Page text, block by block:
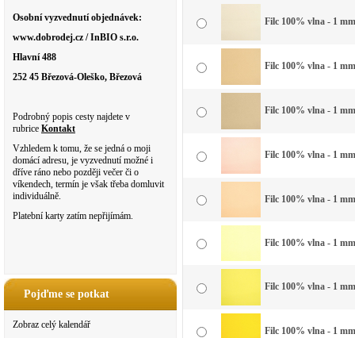
Osobní vyzvednutí objednávek:
www.dobrodej.cz / InBIO s.r.o.
Hlavní 488
252 45 Březová-Oleško, Březová
Podrobný popis cesty najdete v
rubrice Kontakt
Vzhledem k tomu, že se jedná o moji
domácí adresu, je vyzvednutí možné i
dříve ráno nebo později večer či o
víkendech, termín je však třeba domluvit
individuálně.
Platební karty zatím nepřijímám.
Pojďme se potkat
Zobraz celý kalendář
Filc 100% vlna - 1
Filc 100% vlna - 1
Filc 100% vlna - 1
Filc 100% vlna - 1
Filc 100% vlna - 1
Filc 100% vlna - 1
Filc 100% vlna - 1
Filc 100% vlna - 1